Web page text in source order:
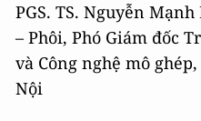
PGS. TS. Nguyễn
– Phôi, Phó Giám đốc
và Công nghệ mô
Nội